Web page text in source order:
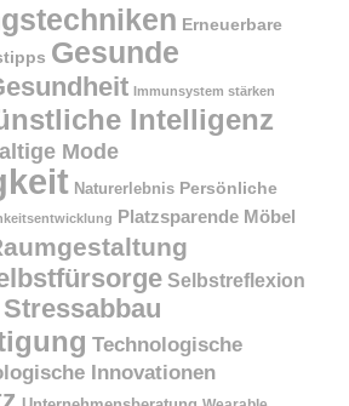
Erneuerbare
Gesunde
Immunsystem stärken
Intelligenz
Mode
Naturerlebnis Persönliche
Platzsparende Möbel
Selbstreflexion
Stressabbau
Technologische
Innovationen